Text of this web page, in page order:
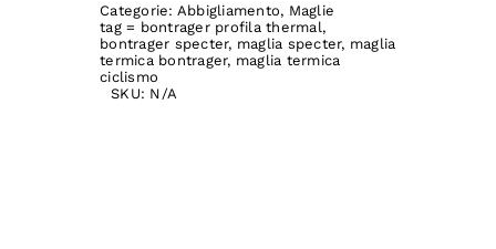
lunga
termica
Categorie: Abbigliamento, Maglie
tag = bontrager profila thermal,
bontrager specter, maglia specter, maglia
termica bontrager, maglia termica
ciclismo
SKU: N/A